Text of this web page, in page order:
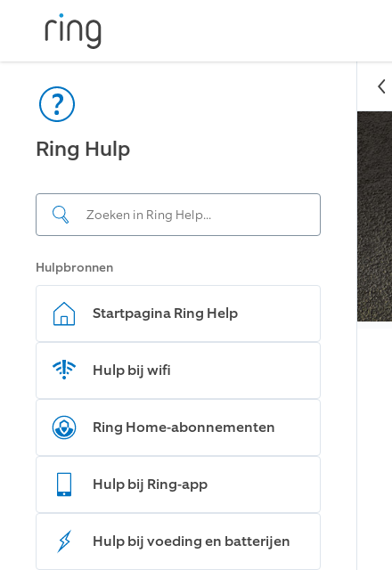
Ring Hulp
Hulpbronnen
Startpagina Ring Help
Hulp bij wifi
Ring Home-abonnementen
Hulp bij Ring-app
Hulp bij voeding en batterijen